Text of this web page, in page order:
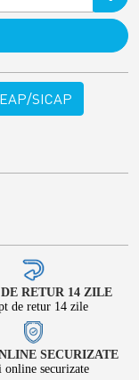
SICAP
RETUR 14 ZILE
de retur 14 zile
SECURIZATE
online securizate